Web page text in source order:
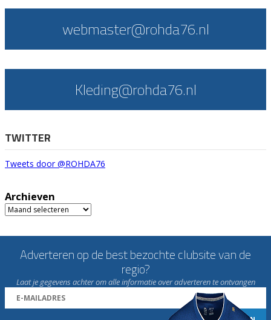
webmaster@rohda76.nl
Kleding@rohda76.nl
TWITTER
Tweets door @ROHDA76
Archieven
Archieven
Adverteren op de best bezochte clubsite van de
regio?
Laat je gegevens achter om alle informatie over adverteren te ontvangen